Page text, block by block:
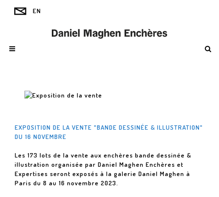
EXPOSITION DE LA VENTE "BANDE DESSINÉE & ILLUSTRATION"
DU 16 NOVEMBRE
Les 173 lots de la vente aux enchères bande dessinée &
illustration organisée par Daniel Maghen Enchères et
Expertises seront exposés à la galerie Daniel Maghen à
Paris du 8 au 16 novembre 2023.